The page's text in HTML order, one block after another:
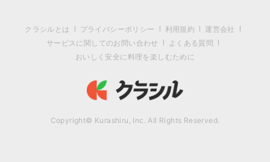
クラシルとは プライバシーポリシー 利用規約
運営会社
サービスに関してのお問い合わせ
よくある質問
おいしく安全に料理を楽しむために
Copyright© Kurashiru, Inc. All Rights Reserved.